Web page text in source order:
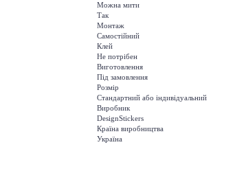
Можна мити
Так
Монтаж
Самостійний
Клей
Не потрібен
Виготовлення
Під замовлення
Розмір
Стандартний або індивідуальний
Виробник
DesignStickers
Країна виробництва
Україна